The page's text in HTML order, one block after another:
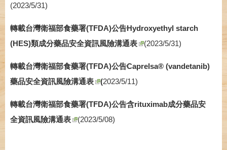
(2023/5/31)
轉載台灣衛福部食藥署(TFDA)公告Hydroxyethyl starch
(HES)類成分藥品安全資訊風險溝通表
(2023/5/31)
轉載台灣衛福部食藥署(TFDA)公告Caprelsa® (vandetanib)
藥品安全資訊風險溝通表
(2023/5/11)
轉載台灣衛福部食藥署(TFDA)公告含rituximab成分藥品安
全資訊風險溝通表
(2023/5/08)